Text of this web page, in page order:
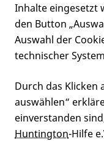
Leben mit
Forschung
Miteinander
Inhalte eingesetzt
den Button
Auswahl der
technischer
Durch das Klicken
auswählen“
einverstanden
Huntington-Hilfe